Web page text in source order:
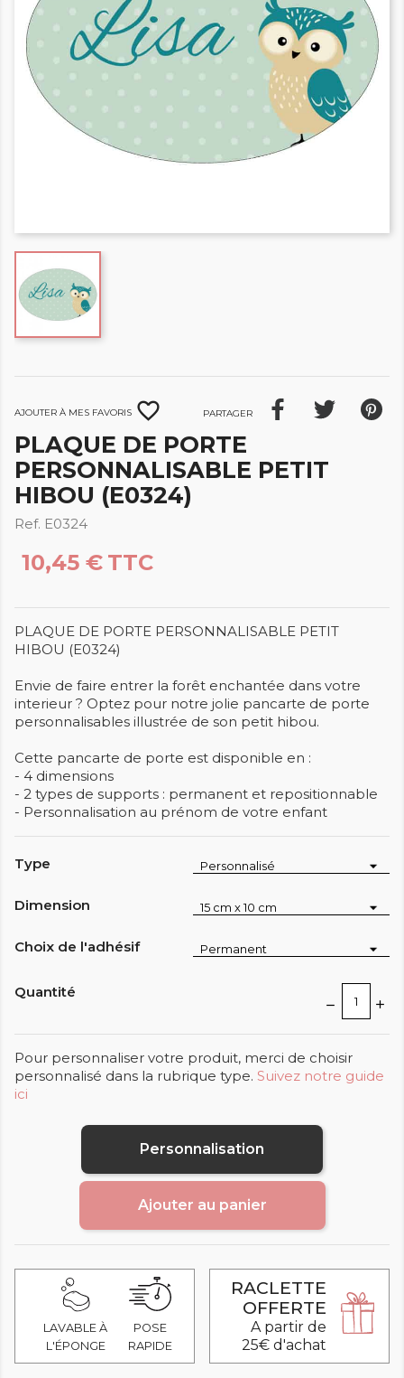
Ajouter à mes favoris favorite_border Partager
PLAQUE DE PORTE
PERSONNALISABLE PETIT
HIBOU (E0324)
Ref. E0324
10,45 € TTC
PLAQUE DE PORTE PERSONNALISABLE PETIT
HIBOU (E0324)
Envie de faire entrer la forêt enchantée dans votre
interieur ? Optez pour notre jolie pancarte de porte
personnalisables illustrée de son petit hibou.
Cette pancarte de porte est disponible en :
- 4 dimensions
- 2 types de supports : permanent et repositionnable
- Personnalisation au prénom de votre enfant
Type
Dimension
Choix de l'adhésif
Quantité
Pour personnaliser votre produit, merci de choisir
personnalisé dans la rubrique type. Suivez notre guide
ici
Personnalisation
Ajouter au panier
LAVABLE À
L'ÉPONGE
POSE
RAPIDE
RACLETTE
OFFERTE
A partir de
25€ d'achat